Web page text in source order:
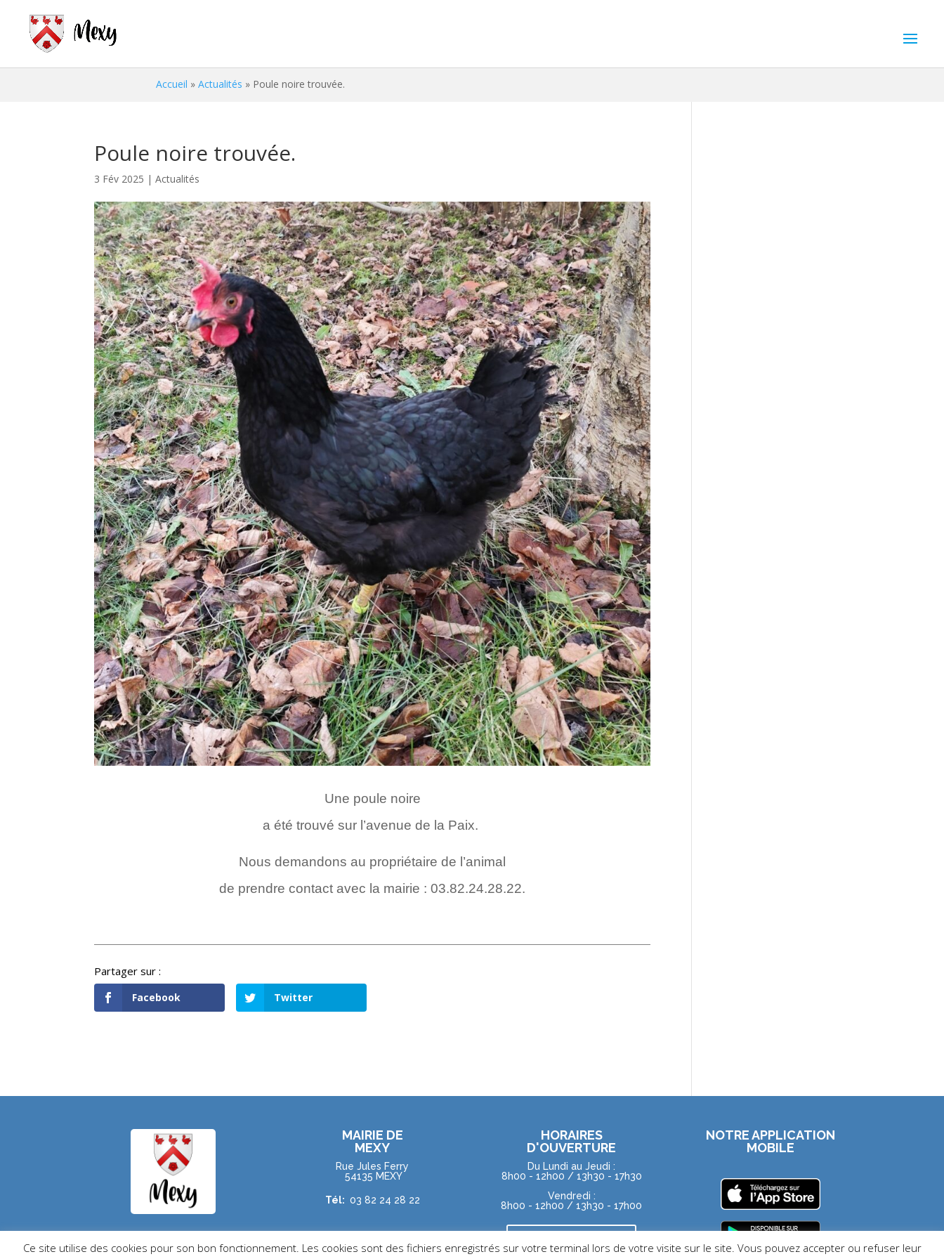
Accueil » Actualités » Poule noire trouvée.
Poule noire trouvée.
3 Fév 2025 |Actualités
Une poule noire
a été trouvé sur l’avenue de la Paix.
Nous demandons au propriétaire de l’animal
de prendre contact avec la mairie : 03.82.24.28.22.
Facebook Twitter
MAIRIE DE
MEXY
Rue Jules Ferry
54135 MEXY
Tél: 03 82 24 28 22
HORAIRES
D'OUVERTURE
Du Lundi au Jeudi :
8h00 - 12h00 / 13h30 - 17h30
Vendredi :
8h00 - 12h00 / 13h30 - 17h00
NOTRE APPLICATION
MOBILE
Ce site utilise des cookies pour son bon fonctionnement. Les cookies sont des fichiers enregistrés sur votre terminal lors de votre visite sur le site. Vous pouvez accepter ou refuser leur